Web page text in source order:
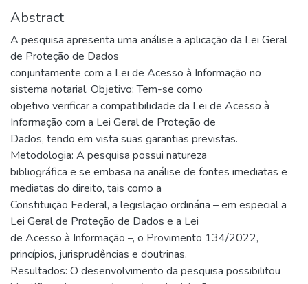
Abstract
A pesquisa apresenta uma análise a aplicação da Lei Geral
de Proteção de Dados
conjuntamente com a Lei de Acesso à Informação no
sistema notarial. Objetivo: Tem-se como
objetivo verificar a compatibilidade da Lei de Acesso à
Informação com a Lei Geral de Proteção de
Dados, tendo em vista suas garantias previstas.
Metodologia: A pesquisa possui natureza
bibliográfica e se embasa na análise de fontes imediatas e
mediatas do direito, tais como a
Constituição Federal, a legislação ordinária – em especial a
Lei Geral de Proteção de Dados e a Lei
de Acesso à Informação –, o Provimento 134/2022,
princípios, jurisprudências e doutrinas.
Resultados: O desenvolvimento da pesquisa possibilitou